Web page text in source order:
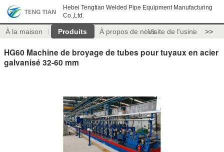
Hebei Tengtian Welded Pipe Equipment Manufacturing
Co.,Ltd.
À la maison Produits À propos de nousVisite de l'usine >>
HG60 Machine de broyage de tubes pour tuyaux en acier
galvanisé 32-60 mm